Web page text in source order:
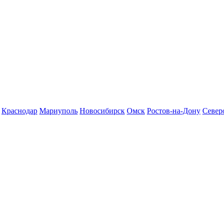
Краснодар Мариуполь Новосибирск Омск Ростов-на-Дону